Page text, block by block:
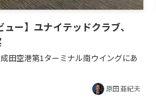
ュー】ユナイテッドクラブ、
田空港第1ターミナル南ウイングにあ
原田 亜紀夫